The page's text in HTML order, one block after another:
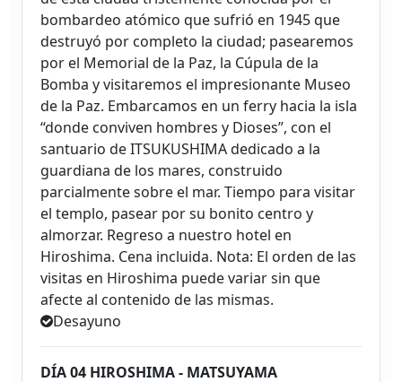
bombardeo atómico que sufrió en 1945 que
destruyó por completo la ciudad; pasearemos
por el Memorial de la Paz, la Cúpula de la
Bomba y visitaremos el impresionante Museo
de la Paz. Embarcamos en un ferry hacia la isla
“donde conviven hombres y Dioses”, con el
santuario de ITSUKUSHIMA dedicado a la
guardiana de los mares, construido
parcialmente sobre el mar. Tiempo para visitar
el templo, pasear por su bonito centro y
almorzar. Regreso a nuestro hotel en
Hiroshima. Cena incluida. Nota: El orden de las
visitas en Hiroshima puede variar sin que
afecte al contenido de las mismas.
Desayuno
DÍA 04 HIROSHIMA - MATSUYAMA